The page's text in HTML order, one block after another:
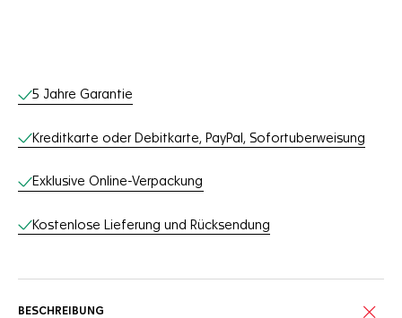
Online-Services
5 Jahre Garantie
Kreditkarte oder Debitkarte, PayPal, Sofortuberweisung
Exklusive Online-Verpackung
Kostenlose Lieferung und Rücksendung
BESCHREIBUNG